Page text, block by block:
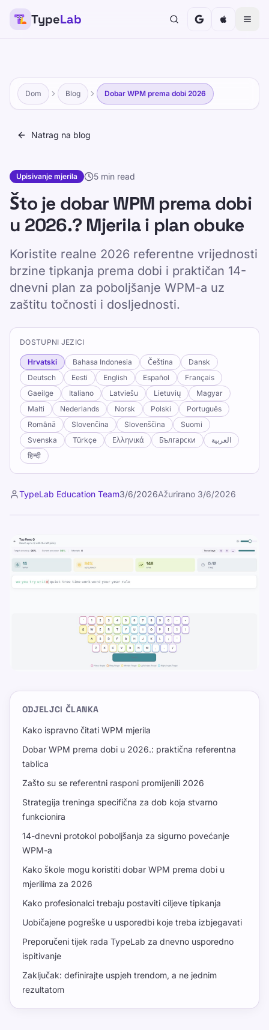
TypeLab
Dom Blog Dobar WPM prema dobi 2026
Natrag na blog
Upisivanje mjerila 5 min read
Što je dobar WPM prema dobi
u 2026.? Mjerila i plan obuke
Koristite realne 2026 referentne vrijednosti
brzine tipkanja prema dobi i praktičan 14-
dnevni plan za poboljšanje WPM-a uz
zaštitu točnosti i dosljednosti.
DOSTUPNI JEZICI
Hrvatski Bahasa Indonesia Čeština
Dansk
Deutsch
Eesti English Español
Français
Gaeilge
Italiano Latviešu Lietuvių
Magyar
Malti
Nederlands Norsk Polski
Português
Română
Slovenčina Slovenščina
Suomi
Svenska
Türkçe Ελληνικά Български
العربية
हिन्दी
TypeLab Education Team3/6/2026Ažurirano 3/6/2026
ODJELJCI ČLANKA
Kako ispravno čitati WPM mjerila
Dobar WPM prema dobi u 2026.: praktična referentna
tablica
Zašto su se referentni rasponi promijenili 2026
Strategija treninga specifična za dob koja stvarno
funkcionira
14-dnevni protokol poboljšanja za sigurno povećanje
WPM-a
Kako škole mogu koristiti dobar WPM prema dobi u
mjerilima za 2026
Kako profesionalci trebaju postaviti ciljeve tipkanja
Uobičajene pogreške u usporedbi koje treba izbjegavati
Preporučeni tijek rada TypeLab za dnevno usporedno
ispitivanje
Zaključak: definirajte uspjeh trendom, a ne jednim
rezultatom